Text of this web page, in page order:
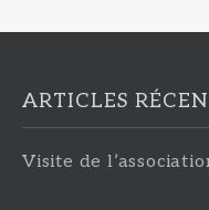
ARTICLES
Visite de